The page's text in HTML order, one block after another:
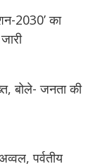
2030’ का
बोले- जनता की
पर्वतीय